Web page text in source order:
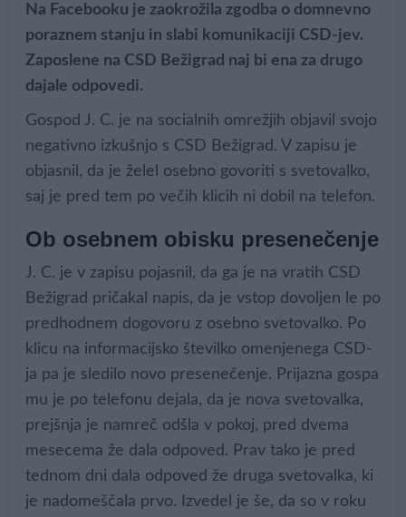
Na Facebooku je zaokrožila zgodba o domnevno
poraznem stanju in slabi komunikaciji CSD-jev.
Zaposlene na CSD Bežigrad naj bi ena za drugo
dajale odpovedi.
Gospod J. C. je na socialnih omrežjih objavil svojo
negativno izkušnjo s CSD Bežigrad. V zapisu je
objasnil, da je želel osebno govoriti s svetovalko,
saj je pred tem po večih klicih ni dobil na telefon.
Ob osebnem obisku presenečenje
J. C. je v zapisu pojasnil, da ga je na vratih CSD
Bežigrad pričakal napis, da je vstop dovoljen le po
predhodnem dogovoru z osebno svetovalko. Po
klicu na informacijsko številko omenjenega CSD-
ja pa je sledilo novo presenečenje. Prijazna gospa
mu je po telefonu dejala, da je nova svetovalka,
prejšnja je namreč odšla v pokoj, pred dvema
mesecema že dala odpoved. Prav tako je pred
tednom dni dala odpoved že druga svetovalka, ki
je nadomeščala prvo. Izvedel je še, da so v roku